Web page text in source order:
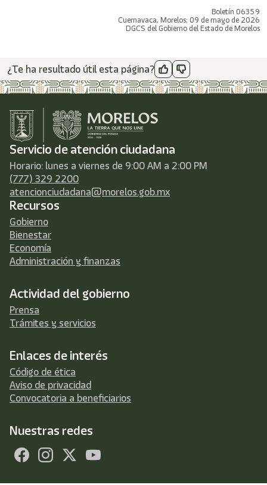
Boletín 06359
Cuernavaca, Morelos; 09 de mayo de 2026
DGCS del Gobierno del Estado de Morelos
¿Te ha resultado útil esta página?
Servicio de atención ciudadana
Horario: lunes a viernes de 9:00 AM a 2:00 PM
(777) 329 2200
atencionciudadana@morelos.gob.mx
Recursos
Gobierno
Bienestar
Economía
Administración y finanzas
Actividad del gobierno
Prensa
Trámites y servicios
Enlaces de interés
Código de ética
Aviso de privacidad
Convocatoria a beneficiarios
Nuestras redes